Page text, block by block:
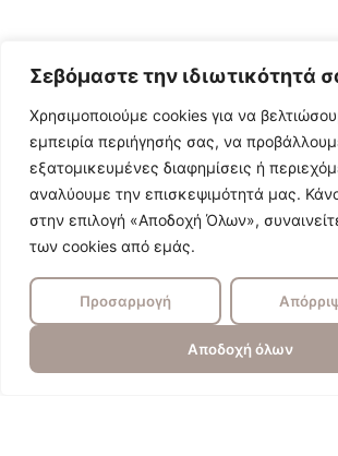
Σεβόμαστε την ιδιωτικότητά
Χρησιμοποιούμε cookies για να
εμπειρία περιήγησής σας, να
εξατομικευμένες διαφημίσεις ή
αναλύουμε την επισκεψιμότητά μας.
στην επιλογή «Αποδοχή Όλων»,
των cookies από εμάς.
Προσαρμογή
Αποδοχή όλων